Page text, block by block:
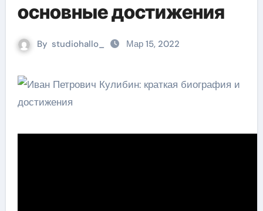
основные достижения
By studiohallo_ Мар 15, 2022